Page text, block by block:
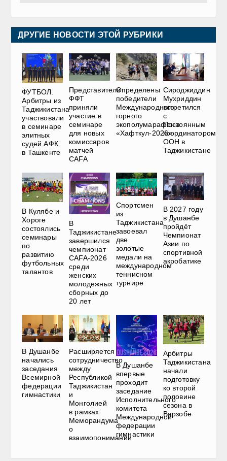
ДРУГИЕ НОВОСТИ ЭТОЙ РУБРИКИ
ФУТБОЛ.
Арбитры из
Таджикистана
участвовали
в семинаре
элитных
судей АФК
в Ташкенте
Представители
ФФТ
приняли
участие в
семинаре
для новых
комиссаров
матчей
CAFA
Определены
победители
Международного
горного
экополумарафона
«Хафткул-2026»
Сироджиддин
Мухриддин
встретился
с
Постоянным
координатором
ООН в
Таджикистане
В Кулябе и
Хороге
состоялись
семинары
по
развитию
футбольных
талантов
В
Таджикистане
завершился
чемпионат
CAFA-2026
среди
женских
молодежных
сборных до
20 лет
Спортсмен
из
Таджикистана
завоевал
две
золотые
медали на
международном
теннисном
турнире
В 2027 году
в Душанбе
пройдёт
Чемпионат
Азии по
спортивной
акробатике
В Душанбе
начались
заседания
Всемирной
федерации
гимнастики
Расширяется
сотрудничество
между
Республикой
Таджикистан
и
Монголией
в рамках
Меморандума
о
взаимопонимании
В Душанбе
впервые
проходит
заседание
Исполнительного
комитета
Международной
федерации
гимнастики
Арбитры
Таджикистана
начали
подготовку
ко второй
половине
сезона в
Варзобе